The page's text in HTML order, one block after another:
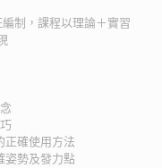
制，課程以理論＋實習
正確使用方法
姿勢及發力點